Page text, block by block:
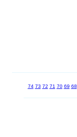
74 73 72 71 70 69 68